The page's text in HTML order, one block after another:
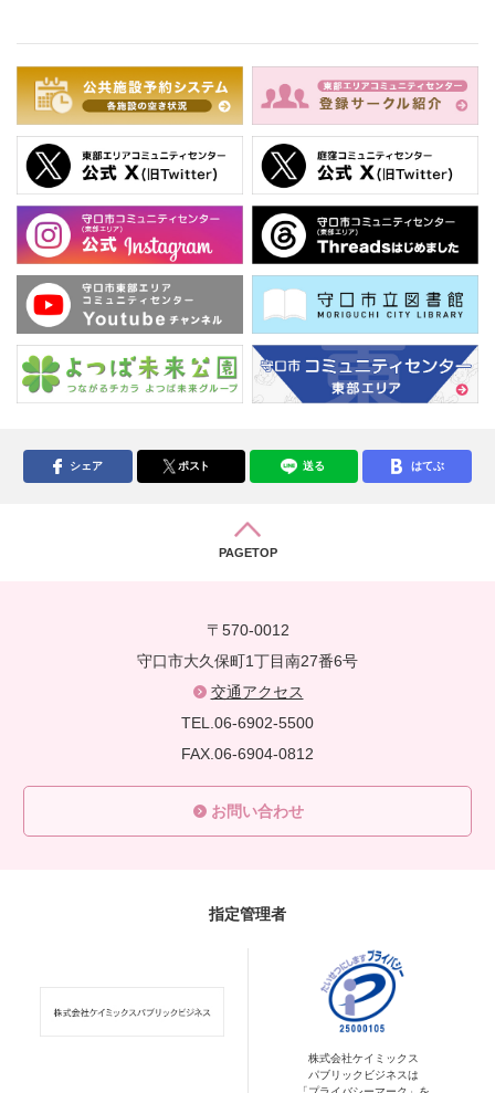
シェア ポスト 送る はてぶ
PAGETOP
〒570-0012
守口市大久保町1丁目南27番6号
交通アクセス
TEL.06-6902-5500
FAX.06-6904-0812
お問い合わせ
指定管理者
株式会社ケイミックス
パブリックビジネスは